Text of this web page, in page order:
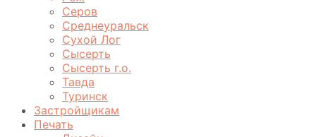
Серов
Среднеуральск
Сухой Лог
Сысерть
Сысерть г.о.
Тавда
Туринск
Застройщикам
Печать